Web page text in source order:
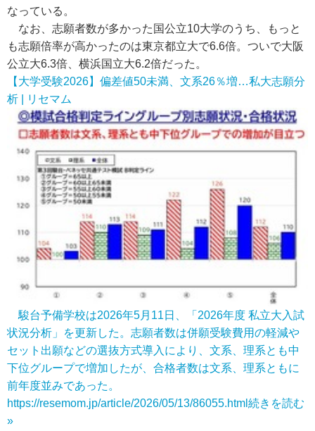
なっている。
なお、志願者数が多かった国公立10大学のうち、もっと
も志願倍率が高かったのは東京都立大で6.6倍。ついで大阪
公立大6.3倍、横浜国立大6.2倍だった。
【大学受験2026】偏差値50未満、文系26％増…私大志願分
析 | リセマム
駿台予備学校は2026年5月11日、「2026年度 私立大入試
状況分析」を更新した。志願者数は併願受験費用の軽減や
セット出願などの選抜方式導入により、文系、理系とも中
下位グループで増加したが、合格者数は文系、理系ともに
前年度並みであった。
https://resemom.jp/article/2026/05/13/86055.html 続きを読む
»